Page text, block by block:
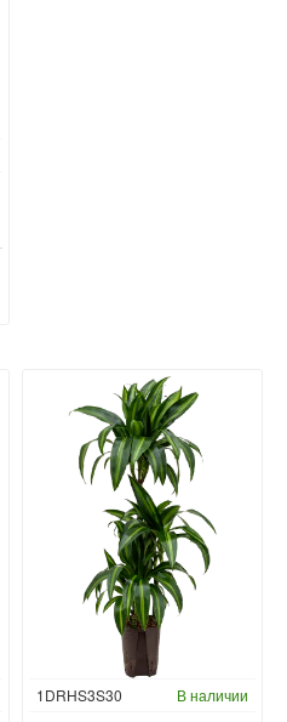
Гидропоника
1DRHS3S30 В наличии